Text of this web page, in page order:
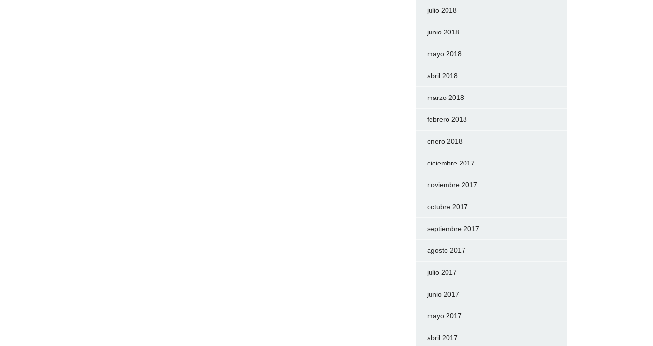
julio 2018
junio 2018
mayo 2018
abril 2018
marzo 2018
febrero 2018
enero 2018
diciembre 2017
noviembre 2017
octubre 2017
septiembre 2017
agosto 2017
julio 2017
junio 2017
mayo 2017
abril 2017